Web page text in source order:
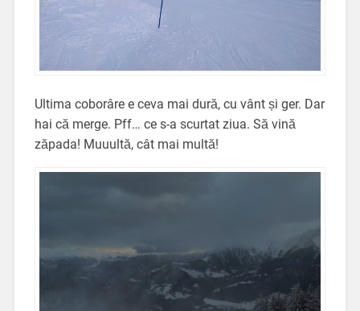
Ultima coborâre e ceva mai dură, cu vânt și ger. Dar
hai că merge. Pff… ce s-a scurtat ziua. Să vină
zăpada! Muuultă, cât mai multă!